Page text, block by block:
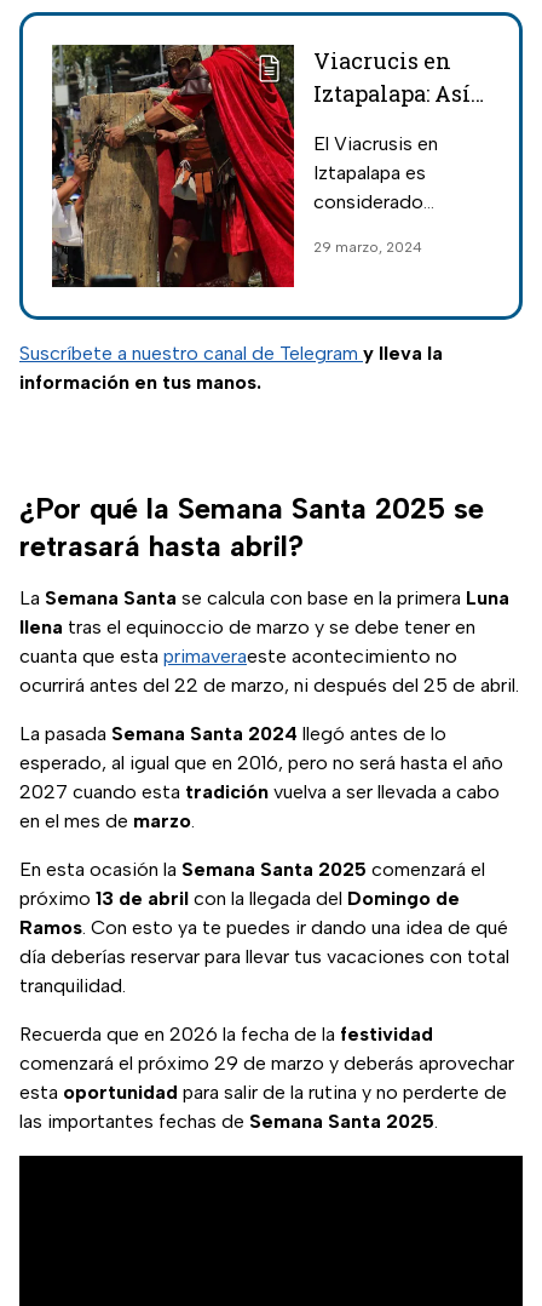
Viacrucis en
Iztapalapa: Así
representación
de la Pasión de
El Viacrusis en
Iztapalapa es
considerado
Intangible de
UNESCO, y aquí te
contamos en
29 marzo, 2024
Suscríbete a nuestro canal de Telegram y lleva la
información en tus manos.
¿Por qué la Semana Santa 2025 se
retrasará hasta abril?
La Semana Santa se calcula con base en la primera Luna
llena tras el equinoccio de marzo y se debe tener en
cuanta que esta primaveraeste acontecimiento no
ocurrirá antes del 22 de marzo, ni después del 25 de abril.
La pasada Semana Santa 2024 llegó antes de lo
esperado, al igual que en 2016, pero no será hasta el año
2027 cuando esta tradición vuelva a ser llevada a cabo
en el mes de marzo.
En esta ocasión la Semana Santa 2025 comenzará el
próximo 13 de abril con la llegada del Domingo de
Ramos. Con esto ya te puedes ir dando una idea de qué
día deberías reservar para llevar tus vacaciones con total
tranquilidad.
Recuerda que en 2026 la fecha de la festividad
comenzará el próximo 29 de marzo y deberás aprovechar
esta oportunidad para salir de la rutina y no perderte de
las importantes fechas de Semana Santa 2025.